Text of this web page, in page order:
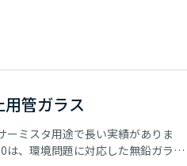
管ガラス
ーミスタ用途で長い実績がありま
は、環境問題に対応した無鉛ガラス